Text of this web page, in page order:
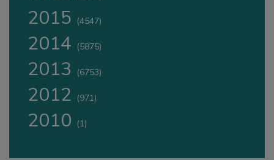
2015 (4547)
2014 (5875)
2013 (6753)
2012 (971)
2010 (1)